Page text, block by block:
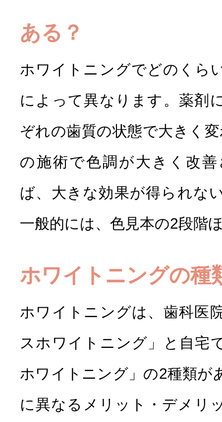
ある？
ホワイトニングでどのくら
によって異なります。薬剤
ぞれの歯質の状態で大きく
の施術で色調が大きく改
ば、大きな効果が得られな
一般的には、色見本の2段階
ホワイトニングの種
ホワイトニングは、歯科医
スホワイトニング」と自宅
ホワイトニング」の2種類が
に異なるメリット・デメリ